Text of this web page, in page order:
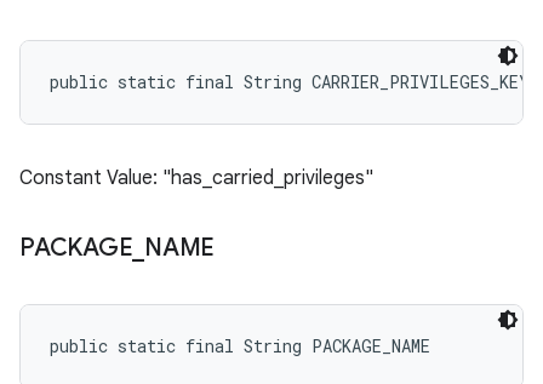
public static final String CARRIER_PRIVILEGES_KEY
Constant Value: "has_carried_privileges"
PACKAGE NAME
public static final String PACKAGE_NAME